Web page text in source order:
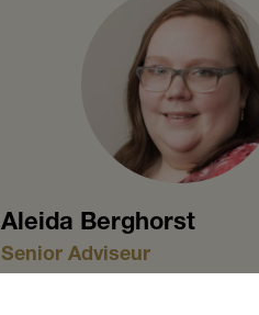
Aleida Berghorst
Senior Adviseur